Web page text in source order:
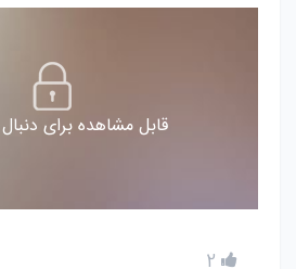
قابل مشاهده برای
2